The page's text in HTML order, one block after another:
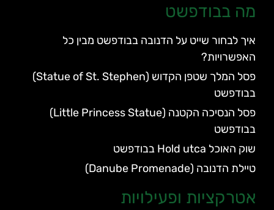
מה בבודפשט
איך לבחור שייט על הדנובה בבודפשט מבין כל
האפשרויות?
פסל המלך שטפן הקדוש (Statue of St. Stephen)
בבודפשט
פסל הנסיכה הקטנה (Little Princess Statue)
בבודפשט
שוק האוכל Hold utca בבודפשט
טיילת הדנובה (Danube Promenade)
אטרקציות ופעילויות